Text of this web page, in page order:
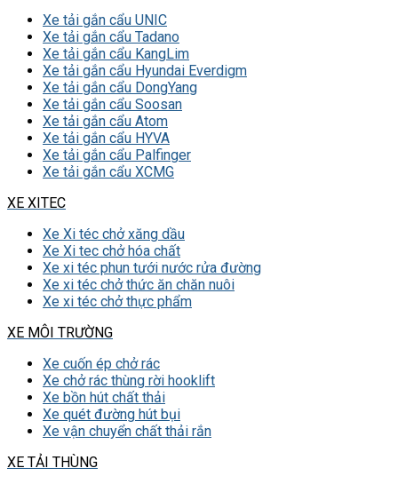
Xe tải gắn cẩu UNIC
Xe tải gắn cẩu Tadano
Xe tải gắn cẩu KangLim
Xe tải gắn cẩu Hyundai Everdigm
Xe tải gắn cẩu DongYang
Xe tải gắn cẩu Soosan
Xe tải gắn cẩu Atom
Xe tải gắn cẩu HYVA
Xe tải gắn cẩu Palfinger
Xe tải gắn cẩu XCMG
XE XITEC
Xe Xi téc chở xăng dầu
Xe Xi tec chở hóa chất
Xe xi téc phun tưới nước rửa đường
Xe xi téc chở thức ăn chăn nuôi
Xe xi téc chở thực phẩm
XE MÔI TRƯỜNG
Xe cuốn ép chở rác
Xe chở rác thùng rời hooklift
Xe bồn hút chất thải
Xe quét đường hút bụi
Xe vận chuyển chất thải rắn
XE TẢI THÙNG